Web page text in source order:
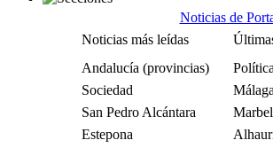
Noticias de
Noticias más leídas
Andalucía (provincias)
Política
Sociedad
San Pedro Alcántara
Estepona